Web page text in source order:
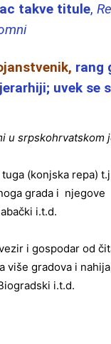
takve titule,
rang
uvek se
u srpskohrvatskom
(konjska repa)
grada i njegove
i.t.d.
i gospodar od
više gradova i
i.t.d.